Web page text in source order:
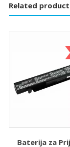
Related
Baterija za